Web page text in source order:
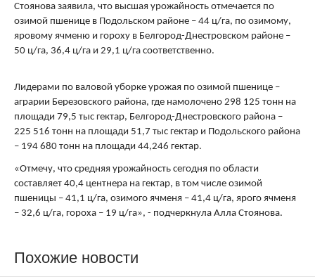
Стоянова заявила, что высшая урожайность отмечается по
озимой пшенице в Подольском районе – 44 ц/га, по озимому,
яровому ячменю и гороху в Белгород-Днестровском районе –
50 ц/га, 36,4 ц/га и 29,1 ц/га соответственно.
Лидерами по валовой уборке урожая по озимой пшенице –
аграрии Березовского района, где намолочено 298 125 тонн на
площади 79,5 тыс гектар, Белгород-Днестровского района –
225 516 тонн на площади 51,7 тыс гектар и Подольского района
– 194 680 тонн на площади 44,246 гектар.
«Отмечу, что средняя урожайность сегодня по области
составляет 40,4 центнера на гектар, в том числе озимой
пшеницы – 41,1 ц/га, озимого ячменя – 41,4 ц/га, ярого ячменя
– 32,6 ц/га, гороха – 19 ц/га», - подчеркнула Алла Стоянова.
Похожие новости